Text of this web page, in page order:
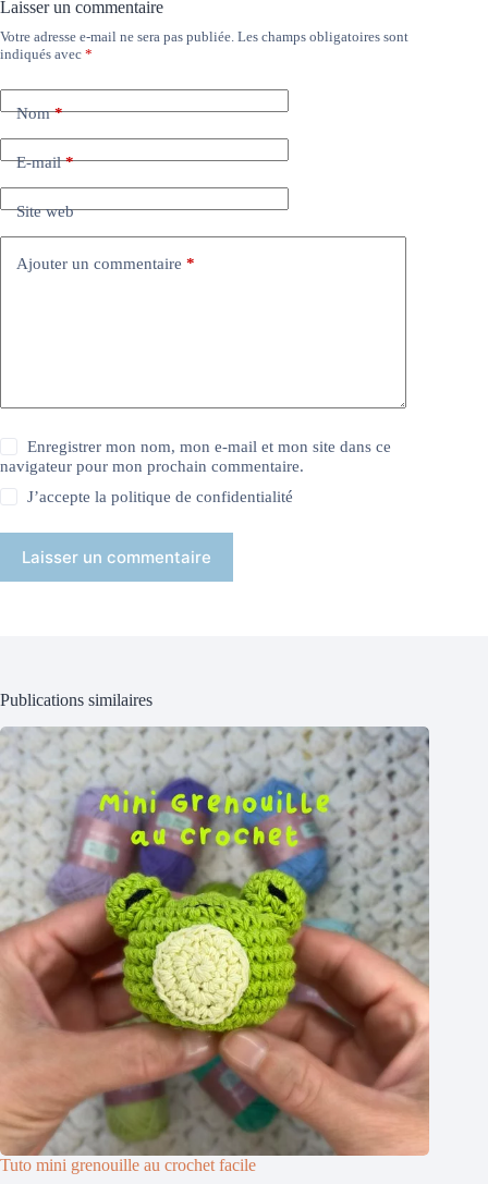
Laisser un commentaire
Votre adresse e-mail ne sera pas publiée. Les champs obligatoires sont
indiqués avec *
Nom*
E-mail*
Site web
Ajouter un commentaire *
Enregistrer mon nom, mon e-mail et mon site dans ce
navigateur pour mon prochain commentaire.
J’accepte lapolitique de confidentialité
Laisser un commentaire
Publications similaires
Tuto mini grenouille au crochet facile